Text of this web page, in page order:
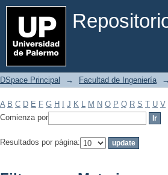
Filtrar por: Materia
DSpace Principal → Facultad de Ingeniería →
A B C D E F G H J K L M N O P Q R S T U V
Comienza por
Resultados por página: